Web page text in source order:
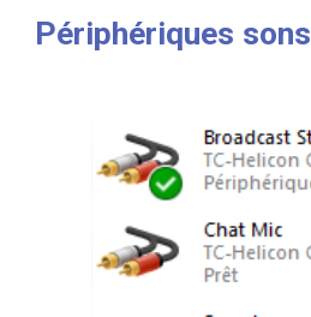
Périphériques sons